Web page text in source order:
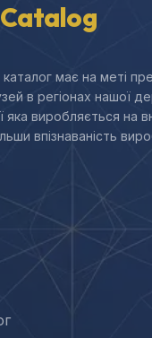
Catalog
каталог має на меті
в регіонах нашої
яка виробляється на
впізнаваність